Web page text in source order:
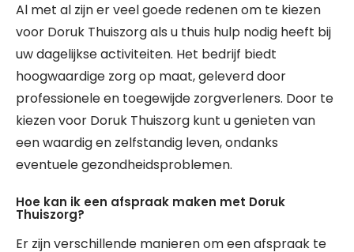
Al met al zijn er veel goede redenen om te kiezen
voor Doruk Thuiszorg als u thuis hulp nodig heeft bij
uw dagelijkse activiteiten. Het bedrijf biedt
hoogwaardige zorg op maat, geleverd door
professionele en toegewijde zorgverleners. Door te
kiezen voor Doruk Thuiszorg kunt u genieten van
een waardig en zelfstandig leven, ondanks
eventuele gezondheidsproblemen.
Hoe kan ik een afspraak maken met Doruk
Thuiszorg?
Er zijn verschillende manieren om een afspraak te